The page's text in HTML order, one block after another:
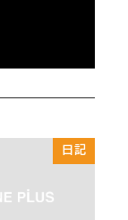
日記